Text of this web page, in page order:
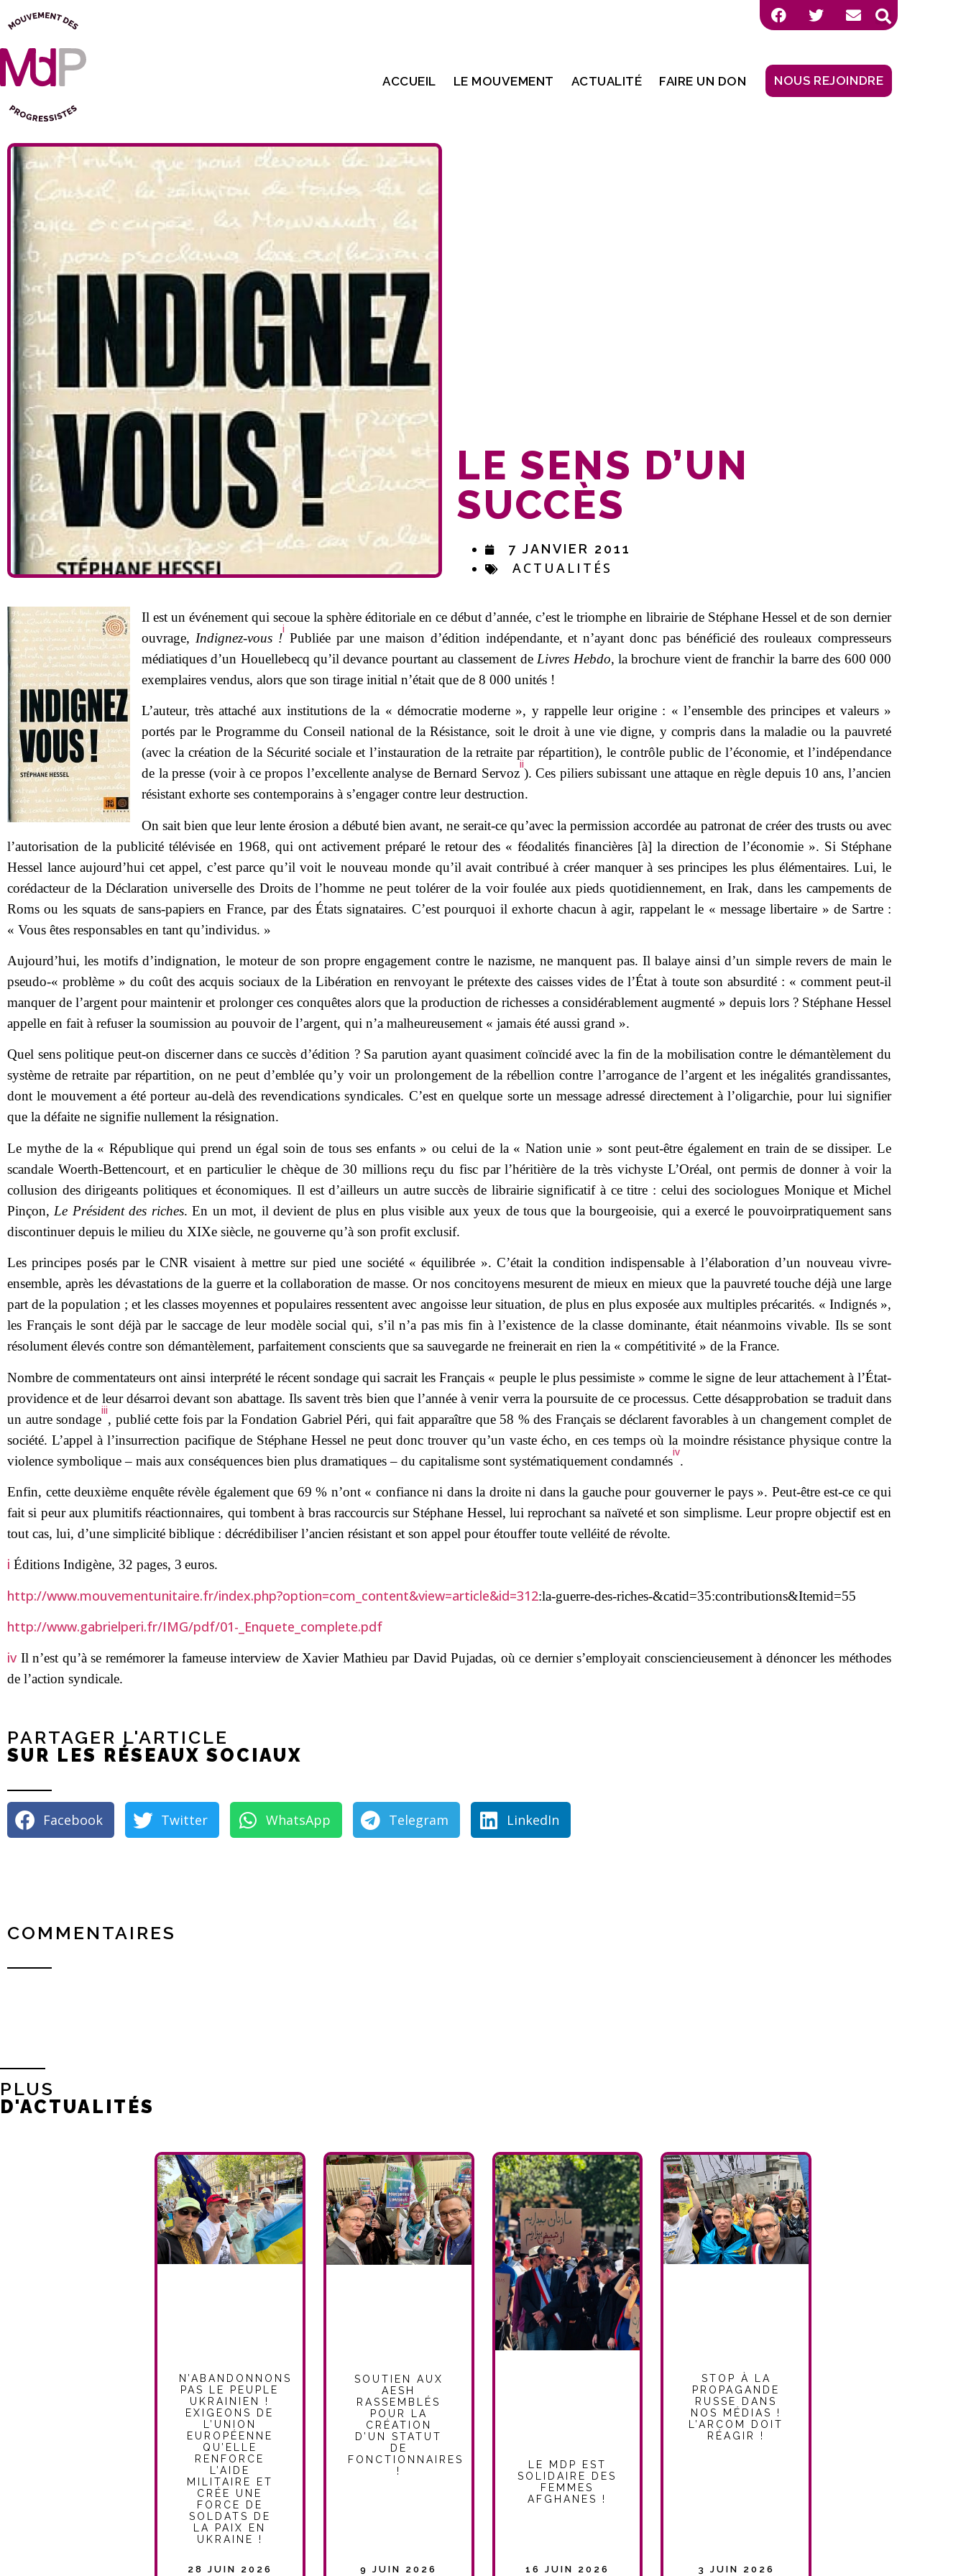
ACCUEIL LE MOUVEMENT ACTUALITÉ FAIRE UN DON NOUS REJOINDRE
LE SENS D’UN
SUCCÈS
7 JANVIER 2011
ACTUALITÉS
Il est un événement qui secoue la sphère éditoriale en ce début d’année, c’est le triomphe en librairie de Stéphane Hessel et de son dernier
ouvrage, Indignez-vous !
i
Publiée par une maison d’édition indépendante, et n’ayant donc pas bénéficié des rouleaux compresseurs
médiatiques d’un Houellebecq qu’il devance pourtant au classement de Livres Hebdo, la brochure vient de franchir la barre des 600 000
exemplaires vendus, alors que son tirage initial n’était que de 8 000 unités !
L’auteur, très attaché aux institutions de la « démocratie moderne », y rappelle leur origine : « l’ensemble des principes et valeurs »
portés par le Programme du Conseil national de la Résistance, soit le droit à une vie digne, y compris dans la maladie ou la pauvreté
(avec la création de la Sécurité sociale et l’instauration de la retraite par répartition), le contrôle public de l’économie, et l’indépendance
de la presse (voir à ce propos l’excellente analyse de Bernard Servoz
ii
). Ces piliers subissant une attaque en règle depuis 10 ans, l’ancien
résistant exhorte ses contemporains à s’engager contre leur destruction.
On sait bien que leur lente érosion a débuté bien avant, ne serait-ce qu’avec la permission accordée au patronat de créer des trusts ou avec
l’autorisation de la publicité télévisée en 1968, qui ont activement préparé le retour des « féodalités financières [à] la direction de l’économie ». Si Stéphane
Hessel lance aujourd’hui cet appel, c’est parce qu’il voit le nouveau monde qu’il avait contribué à créer manquer à ses principes les plus élémentaires. Lui, le
corédacteur de la Déclaration universelle des Droits de l’homme ne peut tolérer de la voir foulée aux pieds quotidiennement, en Irak, dans les campements de
Roms ou les squats de sans-papiers en France, par des États signataires. C’est pourquoi il exhorte chacun à agir, rappelant le « message libertaire » de Sartre :
« Vous êtes responsables en tant qu’individus. »
Aujourd’hui, les motifs d’indignation, le moteur de son propre engagement contre le nazisme, ne manquent pas. Il balaye ainsi d’un simple revers de main le
pseudo-« problème » du coût des acquis sociaux de la Libération en renvoyant le prétexte des caisses vides de l’État à toute son absurdité : « comment peut-il
manquer de l’argent pour maintenir et prolonger ces conquêtes alors que la production de richesses a considérablement augmenté » depuis lors ? Stéphane Hessel
appelle en fait à refuser la soumission au pouvoir de l’argent, qui n’a malheureusement « jamais été aussi grand ».
Quel sens politique peut-on discerner dans ce succès d’édition ? Sa parution ayant quasiment coïncidé avec la fin de la mobilisation contre le démantèlement du
système de retraite par répartition, on ne peut d’emblée qu’y voir un prolongement de la rébellion contre l’arrogance de l’argent et les inégalités grandissantes,
dont le mouvement a été porteur au-delà des revendications syndicales. C’est en quelque sorte un message adressé directement à l’oligarchie, pour lui signifier
que la défaite ne signifie nullement la résignation.
Le mythe de la « République qui prend un égal soin de tous ses enfants » ou celui de la « Nation unie » sont peut-être également en train de se dissiper. Le
scandale Woerth-Bettencourt, et en particulier le chèque de 30 millions reçu du fisc par l’héritière de la très vichyste L’Oréal, ont permis de donner à voir la
collusion des dirigeants politiques et économiques. Il est d’ailleurs un autre succès de librairie significatif à ce titre : celui des sociologues Monique et Michel
Pinçon, Le Président des riches. En un mot, il devient de plus en plus visible aux yeux de tous que la bourgeoisie, qui a exercé le pouvoirpratiquement sans
discontinuer depuis le milieu du XIXe siècle, ne gouverne qu’à son profit exclusif.
Les principes posés par le CNR visaient à mettre sur pied une société « équilibrée ». C’était la condition indispensable à l’élaboration d’un nouveau vivre-
ensemble, après les dévastations de la guerre et la collaboration de masse. Or nos concitoyens mesurent de mieux en mieux que la pauvreté touche déjà une large
part de la population ; et les classes moyennes et populaires ressentent avec angoisse leur situation, de plus en plus exposée aux multiples précarités. « Indignés »,
les Français le sont déjà par le saccage de leur modèle social qui, s’il n’a pas mis fin à l’existence de la classe dominante, était néanmoins vivable. Ils se sont
résolument élevés contre son démantèlement, parfaitement conscients que sa sauvegarde ne freinerait en rien la « compétitivité » de la France.
Nombre de commentateurs ont ainsi interprété le récent sondage qui sacrait les Français « peuple le plus pessimiste » comme le signe de leur attachement à l’État-
providence et de leur désarroi devant son abattage. Ils savent très bien que l’année à venir verra la poursuite de ce processus. Cette désapprobation se traduit dans
un autre sondage
iii
, publié cette fois par la Fondation Gabriel Péri, qui fait apparaître que 58 % des Français se déclarent favorables à un changement complet de
société. L’appel à l’insurrection pacifique de Stéphane Hessel ne peut donc trouver qu’un vaste écho, en ces temps où la moindre résistance physique contre la
violence symbolique – mais aux conséquences bien plus dramatiques – du capitalisme sont systématiquement condamnés
iv
.
Enfin, cette deuxième enquête révèle également que 69 % n’ont « confiance ni dans la droite ni dans la gauche pour gouverner le pays ». Peut-être est-ce ce qui
fait si peur aux plumitifs réactionnaires, qui tombent à bras raccourcis sur Stéphane Hessel, lui reprochant sa naïveté et son simplisme. Leur propre objectif est en
tout cas, lui, d’une simplicité biblique : décrédibiliser l’ancien résistant et son appel pour étouffer toute velléité de révolte.
i Éditions Indigène, 32 pages, 3 euros.
http://www.mouvementunitaire.fr/index.php?option=com_content&view=article&id=312:la-guerre-des-riches-&catid=35:contributions&Itemid=55
http://www.gabrielperi.fr/IMG/pdf/01-_Enquete_complete.pdf
ivIl n’est qu’à se remémorer la fameuse interview de Xavier Mathieu par David Pujadas, où ce dernier s’employait consciencieusement à dénoncer les méthodes
de l’action syndicale.
PARTAGER L'ARTICLE
SUR LES RÉSEAUX SOCIAUX
Facebook Twitter WhatsApp Telegram LinkedIn
COMMENTAIRES
PLUS
D'ACTUALITÉS
N’ABANDONNONS
PAS LE PEUPLE
UKRAINIEN !
EXIGEONS DE
L’UNION
EUROPÉENNE
QU’ELLE
RENFORCE
L’AIDE
MILITAIRE ET
CRÉE UNE
FORCE DE
SOLDATS DE
LA PAIX EN
UKRAINE !
28 JUIN 2026
SOUTIEN AUX
AESH
RASSEMBLÉS
POUR LA
CRÉATION
D’UN STATUT
DE
FONCTIONNAIRES
!
9 JUIN 2026
LE MDP EST
SOLIDAIRE DES
FEMMES
AFGHANES !
16 JUIN 2026
STOP À LA
PROPAGANDE
RUSSE DANS
NOS MÉDIAS !
L’ARCOM DOIT
RÉAGIR !
3 JUIN 2026